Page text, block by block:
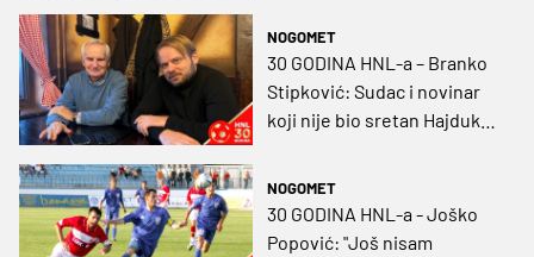
Panathinaikos..."
NOGOMET
30 GODINA HNL-a – Branko
Stipković: Sudac i novinar
koji nije bio sretan Hajduku,
NOGOMET
30 GODINA HNL-a - Joško
Popović: "Još nisam